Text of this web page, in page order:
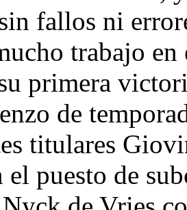
fallos ni
trabajo en
primera
de
titulares
el puesto de